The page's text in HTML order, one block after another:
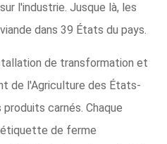
l'industrie. Jusque là, les
dans 39 États du pays.
de transformation et
de l'Agriculture des États-
carnés. Chaque
de ferme